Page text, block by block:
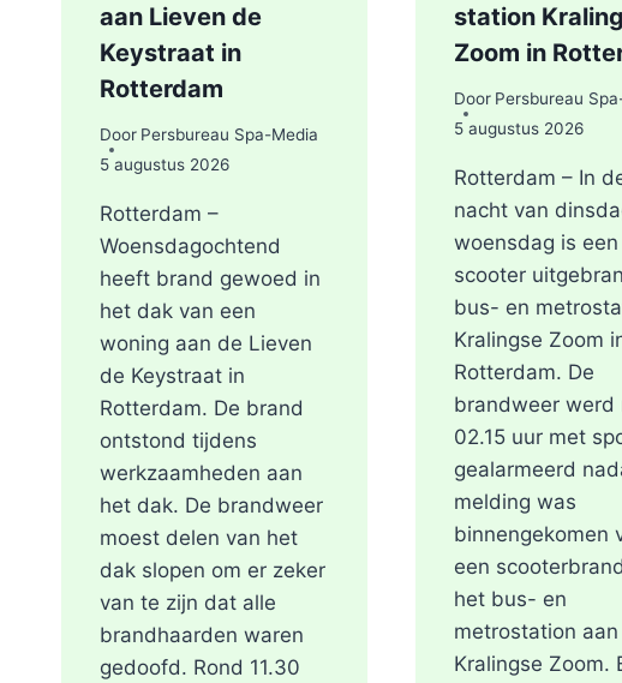
aan Lieven de
Keystraat in
Rotterdam
Door Persbureau Spa-Media
5 augustus 2026
Rotterdam –
Woensdagochtend
heeft brand gewoed in
het dak van een
woning aan de Lieven
de Keystraat in
Rotterdam. De brand
ontstond tijdens
werkzaamheden aan
het dak. De brandweer
moest delen van het
dak slopen om er zeker
van te zijn dat alle
brandhaarden waren
gedoofd. Rond 11.30
station
Zoom in
Door Persbureau
5 augustus 2026
Rotterdam – In
nacht van
woensdag is een
scooter
bus- en
Kralingse Zoom
Rotterdam. De
brandweer werd
02.15 uur met
gealarmeerd
melding was
binnengekomen
een
het bus- en
metrostation
Kralingse Zoom.